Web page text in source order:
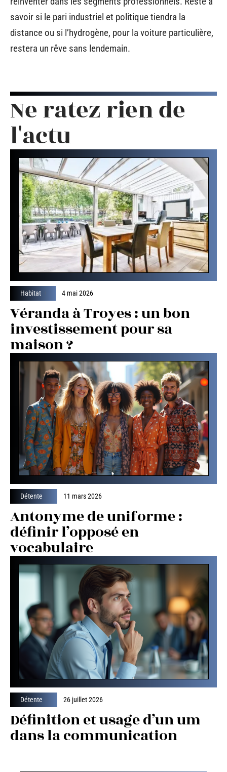
savoir si le pari industriel et politique tiendra la
distance ou si l’hydrogène, pour la voiture particulière,
restera un rêve sans lendemain.
Ne ratez rien de
l'actu
Habitat 4 mai 2026
Véranda à Troyes : un bon
investissement pour sa
maison ?
Détente 11 mars 2026
Antonyme de uniforme :
définir l’opposé en
vocabulaire
Détente 26 juillet 2026
Définition et usage d’un um
dans la communication